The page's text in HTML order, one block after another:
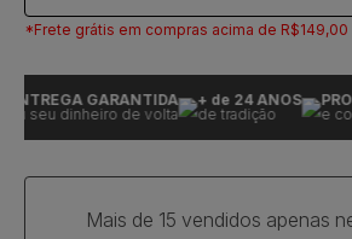
*Frete grátis em compras acima de R$149,00
GARANTIDA
seu dinheiro de volta
+ de 24 ANOS
de tradição
e
Mais de 15 vendidos apenas